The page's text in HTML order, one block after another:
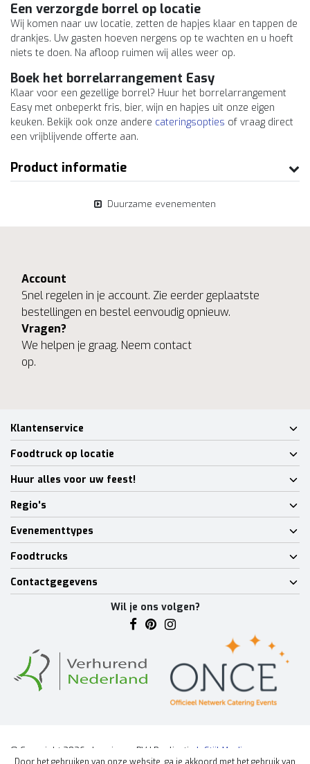
Een verzorgde borrel op locatie
Wij komen naar uw locatie, zetten de hapjes klaar en tappen de
drankjes. Uw gasten hoeven nergens op te wachten en u hoeft
niets te doen. Na afloop ruimen wij alles weer op.
Boek het borrelarrangement Easy
Klaar voor een gezellige borrel? Huur het borrelarrangement
Easy met onbeperkt fris, bier, wijn en hapjes uit onze eigen
keuken. Bekijk ook onze andere cateringsopties of vraag direct
een vrijblijvende offerte aan.
Product informatie
Duurzame evenementen
Account
Snel regelen in je account. Zie eerder geplaatste
bestellingen en bestel eenvoudig opnieuw.
Vragen?
We helpen je graag. Neem contact
op.
Klantenservice
Foodtruck op locatie
Huur alles voor uw feest!
Regio's
Evenementtypes
Foodtrucks
Contactgegevens
Wil je ons volgen?
© Copyright 2026 - Lumineux BV | Realisatie
InStijl Media